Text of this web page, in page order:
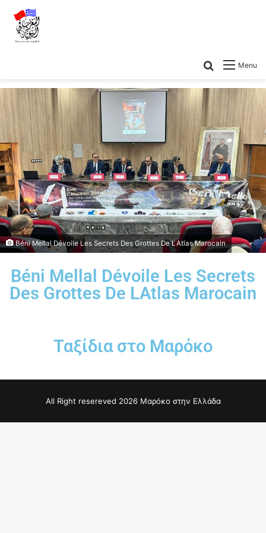
Menu
Béni Mellal Dévoile Les Secrets Des Grottes De LAtlas Marocain
Béni Mellal Dévoile Les Secrets
Des Grottes De LAtlas Marocain
Ταξίδια στο Μαρόκο
All Right resereved 2026 Μαρόκο στην Ελλάδα